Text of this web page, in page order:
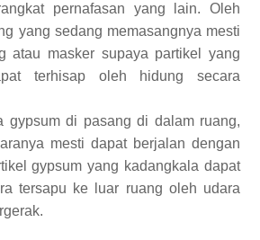
pernafasan yang lain. Oleh
yang sedang memasangnya mesti
atau masker supaya partikel yang
terhisap oleh hidung secara
gypsum di pasang di dalam ruang,
mesti dapat berjalan dengan
gypsum yang kadangkala dapat
tersapu ke luar ruang oleh udara